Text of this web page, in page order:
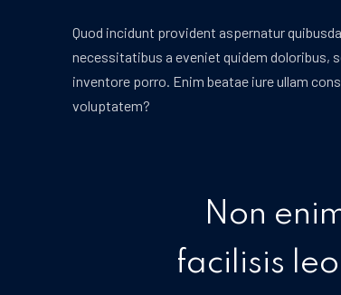
Quod incidunt provident aspernatur
necessitatibus a eveniet quidem doloribus,
inventore porro. Enim beatae iure ullam
voluptatem?
Non
facilisis